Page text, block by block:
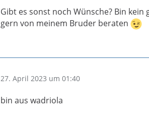
Gibt es sonst noch Wünsche? Bin
gern von meinem Bruder beraten
27. April 2023 um 01:40
bin aus wadriola